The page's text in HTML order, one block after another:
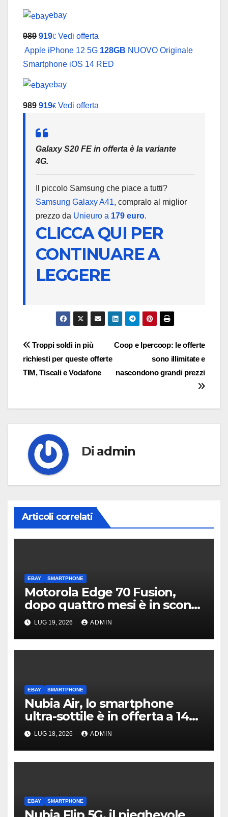
ebay
989 919€ Vedi offerta
Apple iPhone 12 5G 128GB NUOVO Originale
Smartphone iOS 14 RED
ebay
989 919€ Vedi offerta
Galaxy S20 FE in offerta è la variante
4G.
Il piccolo Samsung che piace a tutti?
Samsung Galaxy A41, compralo al miglior
prezzo da Unieuro a 179 euro.
CLICCA QUI PER
CONTINUARE A
LEGGERE
Navigazione
articoli
Coop e Ipercoop: le offerte
sono illimitate e
nascondono grandi prezzi
Troppi soldi in più
richiesti per queste offerte
TIM, Tiscali e Vodafone
Di admin
Articoli correlati
EBAY SMARTPHONE
Motorola Edge 70 Fusion,
dopo quattro mesi è in sconto
del 43% su eBay
LUG 19, 2026 ADMIN
EBAY SMARTPHONE
Nubia Air, lo smartphone
ultra-sottile è in offerta a 140
euro su eBay
LUG 18, 2026 ADMIN
EBAY SMARTPHONE